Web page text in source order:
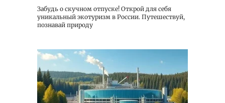
Забудь о скучном отпуске! Открой для себя
уникальный экотуризм в России. Путешествуй,
познавай природу